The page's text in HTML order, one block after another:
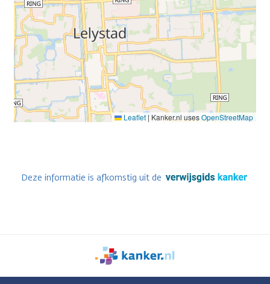
Leaflet | Kanker.nl usesOpenStreetMap
Deze informatie is afkomstig uit de
We
zijn